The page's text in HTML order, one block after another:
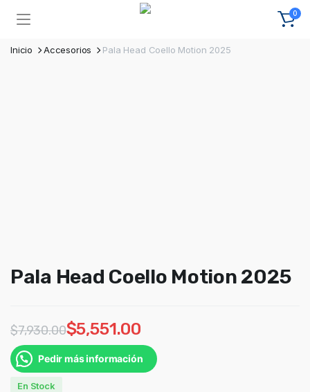
0
Inicio Accesorios Pala Head Coello Motion 2025
Pala Head Coello Motion 2025
$7,930.00$5,551.00
Pedir más información
En Stock